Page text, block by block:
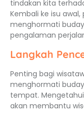
tindakan kita
Kembali ke isu
menghormati
pengalaman
Langkah
Penting bagi
menghormati
tempat.
akan membantu